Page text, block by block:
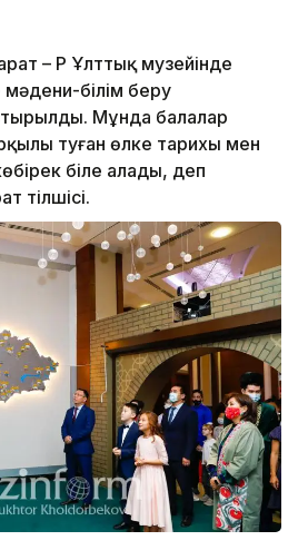
– ҚР Ұлттық музейінде
мәдени-білім беру
Мұнда балалар
туған өлке тарихы мен
біле алады, деп
тілшісі.